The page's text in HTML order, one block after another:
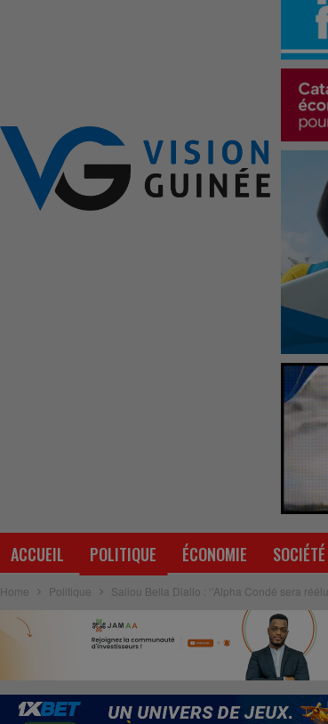
ACCUEIL POLITIQUE ÉCONOMIE SOCIÉTÉ
Home Politique Saliou Bella Diallo : ‘’Alpha Condé sera